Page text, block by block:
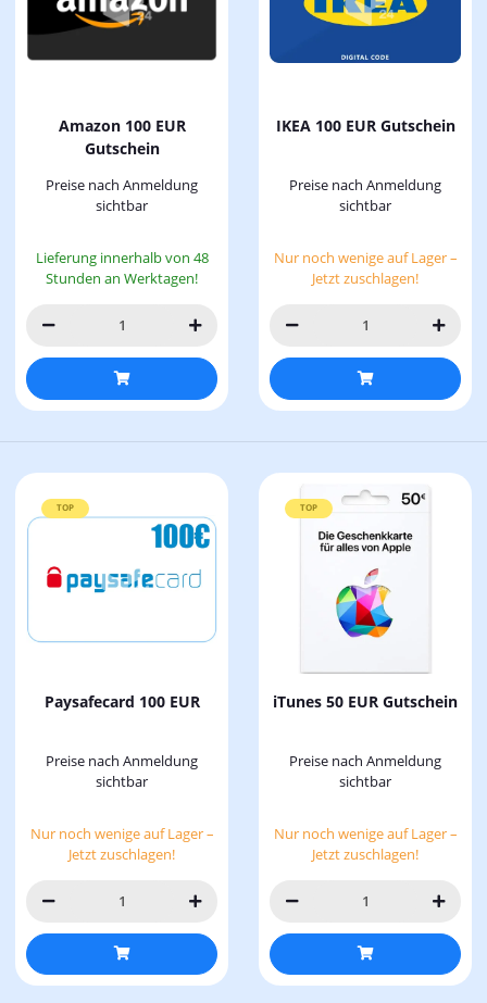
Amazon 100 EUR
Gutschein
Preise nach Anmeldung
sichtbar
Lieferung innerhalb von 48
Stunden an Werktagen!
IKEA 100 EUR Gutschein
Preise nach Anmeldung
sichtbar
Nur noch wenige auf Lager –
Jetzt zuschlagen!
TOP
Paysafecard 100 EUR
Preise nach Anmeldung
sichtbar
Nur noch wenige auf Lager –
Jetzt zuschlagen!
TOP
iTunes 50 EUR Gutschein
Preise nach Anmeldung
sichtbar
Nur noch wenige auf Lager –
Jetzt zuschlagen!